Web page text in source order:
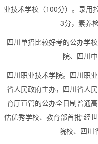
业技术学校（100分）。录用
3分，素养
四川单招比较好考的公办学
院、四川
四川职业技术学院。四川职
省人民政府主办，四川省人
育厅直管的公办全日制普通
估优秀学校、教育部首批“经
院校、四川